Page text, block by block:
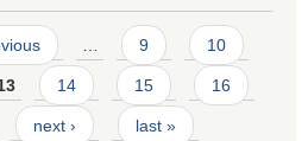
9 10
14 15 16
next › last »